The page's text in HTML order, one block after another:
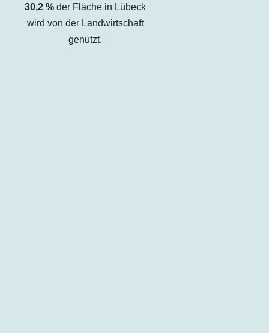
30,2 % der Fläche in Lübeck
wird von der Landwirtschaft
genutzt.